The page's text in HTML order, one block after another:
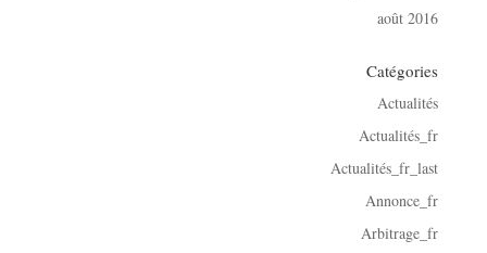
août 2016
Catégories
Actualités
Actualités_fr
Actualités_fr_last
Annonce_fr
Arbitrage_fr